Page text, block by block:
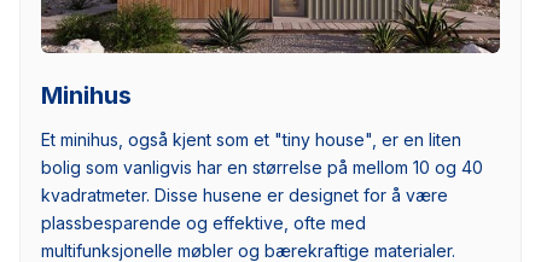
Minihus
Et minihus, også kjent som et "tiny house", er en liten
bolig som vanligvis har en størrelse på mellom 10 og 40
kvadratmeter. Disse husene er designet for å være
plassbesparende og effektive, ofte med
multifunksjonelle møbler og bærekraftige materialer.